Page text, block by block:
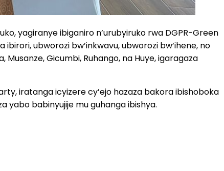
yagiranye ibiganiro n’urubyiruko rwa DGPR-Green
ubworozi bw’inkwavu, ubworozi bw’ihene, no
Gicumbi, Ruhango, na Huye, igaragaza
iratanga icyizere cy’ejo hazaza bakora ibishoboka
yabo babinyujije mu guhanga ibishya.